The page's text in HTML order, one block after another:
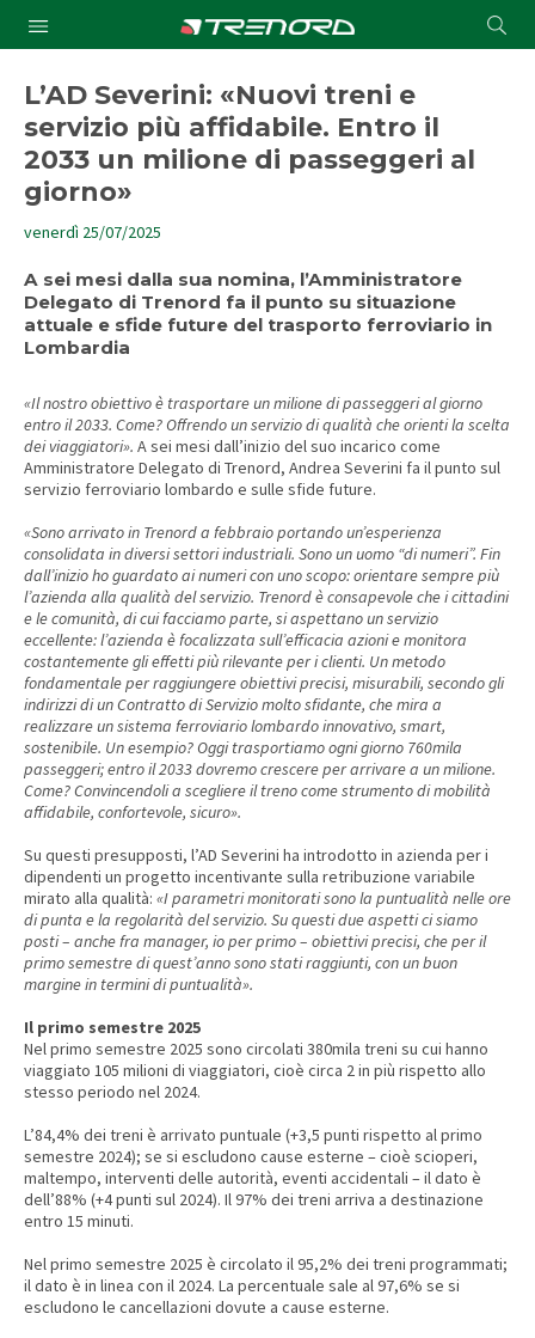
Submit
L’AD Severini: «Nuovi treni e
servizio più affidabile. Entro il
2033 un milione di passeggeri al
giorno»
venerdì 25/07/2025
A sei mesi dalla sua nomina, l’Amministratore
Delegato di Trenord fa il punto su situazione
attuale e sfide future del trasporto ferroviario in
Lombardia
«Il nostro obiettivo è trasportare un milione di passeggeri al giorno
entro il 2033. Come? Offrendo un servizio di qualità che orienti la scelta
dei viaggiatori». A sei mesi dall’inizio del suo incarico come
Amministratore Delegato di Trenord, Andrea Severini fa il punto sul
servizio ferroviario lombardo e sulle sfide future.
«Sono arrivato in Trenord a febbraio portando un’esperienza
consolidata in diversi settori industriali. Sono un uomo “di numeri”. Fin
dall’inizio ho guardato ai numeri con uno scopo: orientare sempre più
l’azienda alla qualità del servizio. Trenord è consapevole che i cittadini
e le comunità, di cui facciamo parte, si aspettano un servizio
eccellente: l’azienda è focalizzata sull’efficacia azioni e monitora
costantemente gli effetti più rilevante per i clienti. Un metodo
fondamentale per raggiungere obiettivi precisi, misurabili, secondo gli
indirizzi di un Contratto di Servizio molto sfidante, che mira a
realizzare un sistema ferroviario lombardo innovativo, smart,
sostenibile. Un esempio? Oggi trasportiamo ogni giorno 760mila
passeggeri; entro il 2033 dovremo crescere per arrivare a un milione.
Come? Convincendoli a scegliere il treno come strumento di mobilità
affidabile, confortevole, sicuro».
Su questi presupposti, l’AD Severini ha introdotto in azienda per i
dipendenti un progetto incentivante sulla retribuzione variabile
mirato alla qualità: «I parametri monitorati sono la puntualità nelle ore
di punta e la regolarità del servizio. Su questi due aspetti ci siamo
posti – anche fra manager, io per primo – obiettivi precisi, che per il
primo semestre di quest’anno sono stati raggiunti, con un buon
margine in termini di puntualità».
Il primo semestre 2025
Nel primo semestre 2025 sono circolati 380mila treni su cui hanno
viaggiato 105 milioni di viaggiatori, cioè circa 2 in più rispetto allo
stesso periodo nel 2024.
L’84,4% dei treni è arrivato puntuale (+3,5 punti rispetto al primo
semestre 2024); se si escludono cause esterne – cioè scioperi,
maltempo, interventi delle autorità, eventi accidentali – il dato è
dell’88% (+4 punti sul 2024). Il 97% dei treni arriva a destinazione
entro 15 minuti.
Nel primo semestre 2025 è circolato il 95,2% dei treni programmati;
il dato è in linea con il 2024. La percentuale sale al 97,6% se si
escludono le cancellazioni dovute a cause esterne.